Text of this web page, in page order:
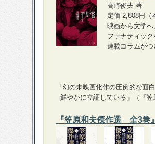
高崎俊夫 著
定価 2,808円（
映画から文学
ファナティッ
連載コラムがつ
「幻の未映画化作の圧倒的な面
鮮やかに立証している」（『笠
『笠原和夫傑作選 全3巻』